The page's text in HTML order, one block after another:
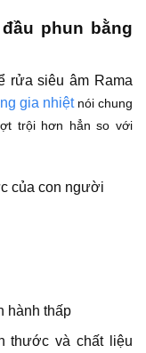
phun bằng
rửa siêu âm Rama
gia nhiệt nói chung
trội hơn hẳn so với
của con người
hành thấp
thước và chất liệu